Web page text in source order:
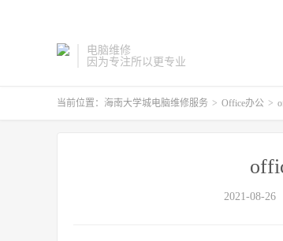
电脑维修
因为专注所以更专业
当前位置： 海南大学城电脑维修服务 > Office办公 >
2021-08-26